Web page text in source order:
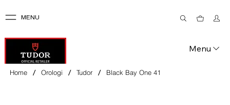
MENU
Menu
Home / Orologi / Tudor / Black Bay One 41